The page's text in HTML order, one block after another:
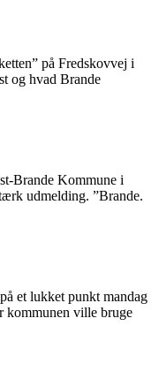
på Fredskovvej i
og hvad Brande
Brande Kommune i
udmelding. ”Brande.
et lukket punkt mandag
kommunen ville bruge